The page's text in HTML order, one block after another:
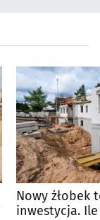
Nowy żłobek
inwestycja.